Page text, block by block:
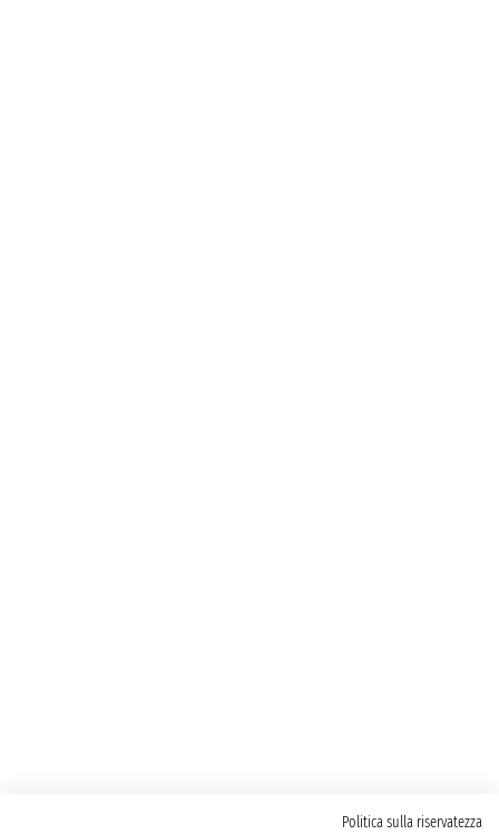
Politica sulla riservatezza